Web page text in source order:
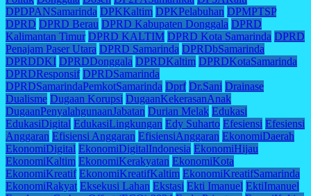
DPDPANSamarinda DPKKaltim DPKPelabuhan DPMPTSP
DPRD DPRD Berau DPRD Kabupaten Donggala DPRD
Kalimantan Timur DPRD KALTIM DPRD Kota Samarinda DPRD
Penajam Paser Utara DPRD Samarinda DPRDbSamarinda
DPRDDKI DPRDDonggala DPRDKaltim DPRDKotaSamarinda
DPRDResponsif DPRDSamarinda
DPRDSamarindaPemkotSamarinda Dprf Dr.Sani Drainase
Dualisme Dugaan Korupsi DugaanKekerasanAnak
DugaanPenyalahgunaanJabatan Durian Melak Edukasi
EdukasiDigital EdukasiLingkungan Edy Suharto Efesiensi Efesiensi
Anggaran Efisiensi Anggaran EfisiensiAnggaran EkonomiDaerah
EkonomiDigital EkonomiDigitalIndonesia EkonomiHijau
EkonomiKaltim EkonomiKerakyatan EkonomiKota
EkonomiKreatif EkonomiKreatifKaltim EkonomiKreatifSamarinda
EkonomiRakyat Eksekusi Lahan Ekstasi Ekti Imanuel EktiImanuel